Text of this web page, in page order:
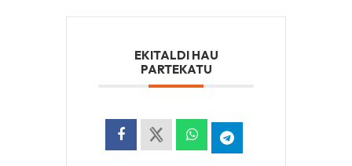
EKITALDI HAU
PARTEKATU